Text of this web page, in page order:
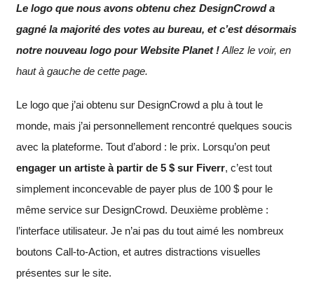
Le logo que nous avons obtenu chez DesignCrowd a
gagné la majorité des votes au bureau, et c’est désormais
notre nouveau logo pour Website Planet ! Allez le voir, en
haut à gauche de cette page.
Le logo que j’ai obtenu sur DesignCrowd a plu à tout le
monde, mais j’ai personnellement rencontré quelques soucis
avec la plateforme. Tout d’abord : le prix. Lorsqu’on peut
engager un artiste à partir de 5 $ sur Fiverr, c’est tout
simplement inconcevable de payer plus de 100 $ pour le
même service sur DesignCrowd. Deuxième problème :
l’interface utilisateur. Je n’ai pas du tout aimé les nombreux
boutons Call-to-Action, et autres distractions visuelles
présentes sur le site.